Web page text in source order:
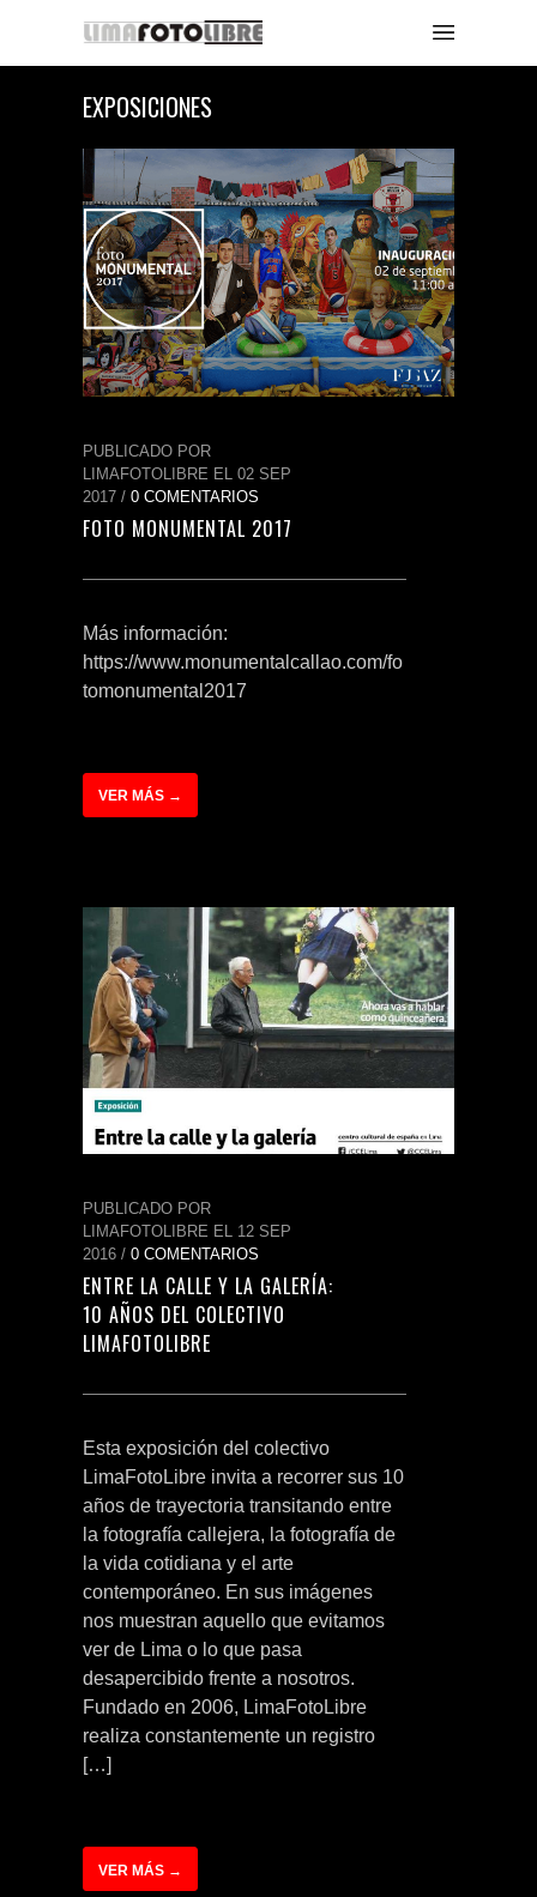
EXPOSICIONES
PUBLICADO POR
LIMAFOTOLIBRE EL 02 SEP
2017 / 0 COMENTARIOS
FOTO MONUMENTAL 2017
Más información:
https://www.monumentalcallao.com/fo
tomonumental2017
VER MÁS →
PUBLICADO POR
LIMAFOTOLIBRE EL 12 SEP
2016 / 0 COMENTARIOS
ENTRE LA CALLE Y LA GALERÍA:
10 AÑOS DEL COLECTIVO
LIMAFOTOLIBRE
Esta exposición del colectivo
LimaFotoLibre invita a recorrer sus 10
años de trayectoria transitando entre
la fotografía callejera, la fotografía de
la vida cotidiana y el arte
contemporáneo. En sus imágenes
nos muestran aquello que evitamos
ver de Lima o lo que pasa
desapercibido frente a nosotros.
Fundado en 2006, LimaFotoLibre
realiza constantemente un registro
[…]
VER MÁS →